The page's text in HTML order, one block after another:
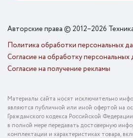
Авторские права © 2012–2026
Политика обработки персональных
Согласие на обработку персональных
Согласие на получение рекламы
Материалы сайта носят исключительно
являются публичной или иной офертой на
Гражданского кодекса Российской
в полной мере передавать достоверную
комплектации и характеристиках товара,